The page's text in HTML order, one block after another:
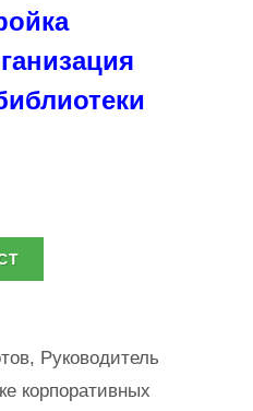
Руководитель
корпоративных